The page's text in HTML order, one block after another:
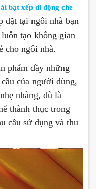
bạt xếp di động che
đặt tại ngôi nhà bạn
tạo không gian
cho ngôi nhà.
phẩm đầy những
của người dùng,
nhàng, dù là
thành thục trong
cầu sử dụng và thu